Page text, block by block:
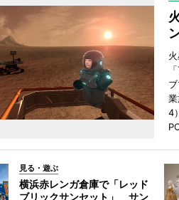
4
見る・遊ぶ
横浜赤レンガ倉庫で「レッド
ブリックサンセット」 サン